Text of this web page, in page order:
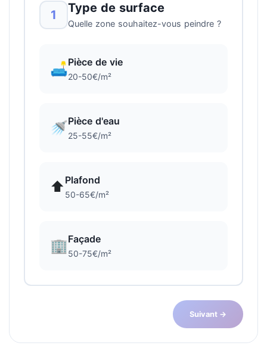
1 Type de surface
Quelle zone souhaitez-vous peindre ?
🛋️Pièce de vie
20-50€/m²
🚿Pièce d'eau
25-55€/m²
⬆️ Plafond
50-65€/m²
🏢Façade
50-75€/m²
Suivant →